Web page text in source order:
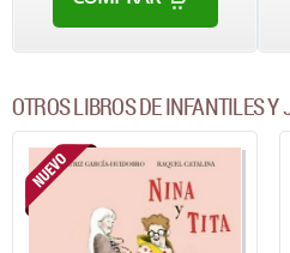
OTROS LIBROS DE INFANTILES Y